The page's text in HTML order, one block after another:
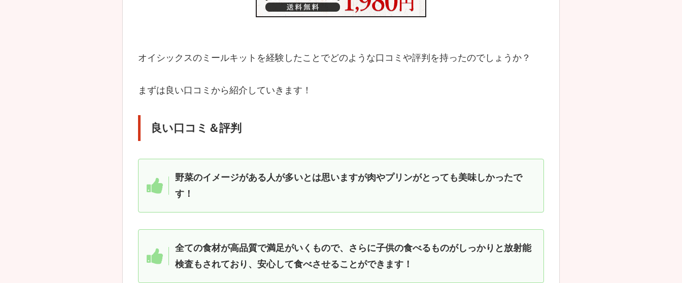
オイシックスのミールキットを経験したことでどのような口コミや評判を持ったのでしょうか？
まずは良い口コミから紹介していきます！
良い口コミ＆評判
野菜のイメージがある人が多いとは思いますが肉やプリンがとっても美味しかったで
す！
全ての食材が高品質で満足がいくもので、さらに子供の食べるものがしっかりと放射能
検査もされており、安心して食べさせることができます！